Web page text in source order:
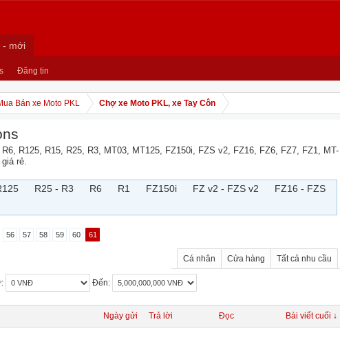
- mới
Đăng tin
Bán xe Moto PKL Chợ xe Moto PKL, xe Tay Côn
R125, R15, R25, R3, MT03, MT125, FZ150i, FZS v2, FZ16, FZ6, FZ7, FZ1, MT-
rẻ.
R25 - R3 R6 R1 FZ150i FZ v2 - FZS v2
FZ16 - FZS
56 57 58 59 60 61
Cá nhân Cửa hàng Tất cả nhu cầu
Đến:
Ngày gửi Trả lời Đọc Bài viết cuối ↓